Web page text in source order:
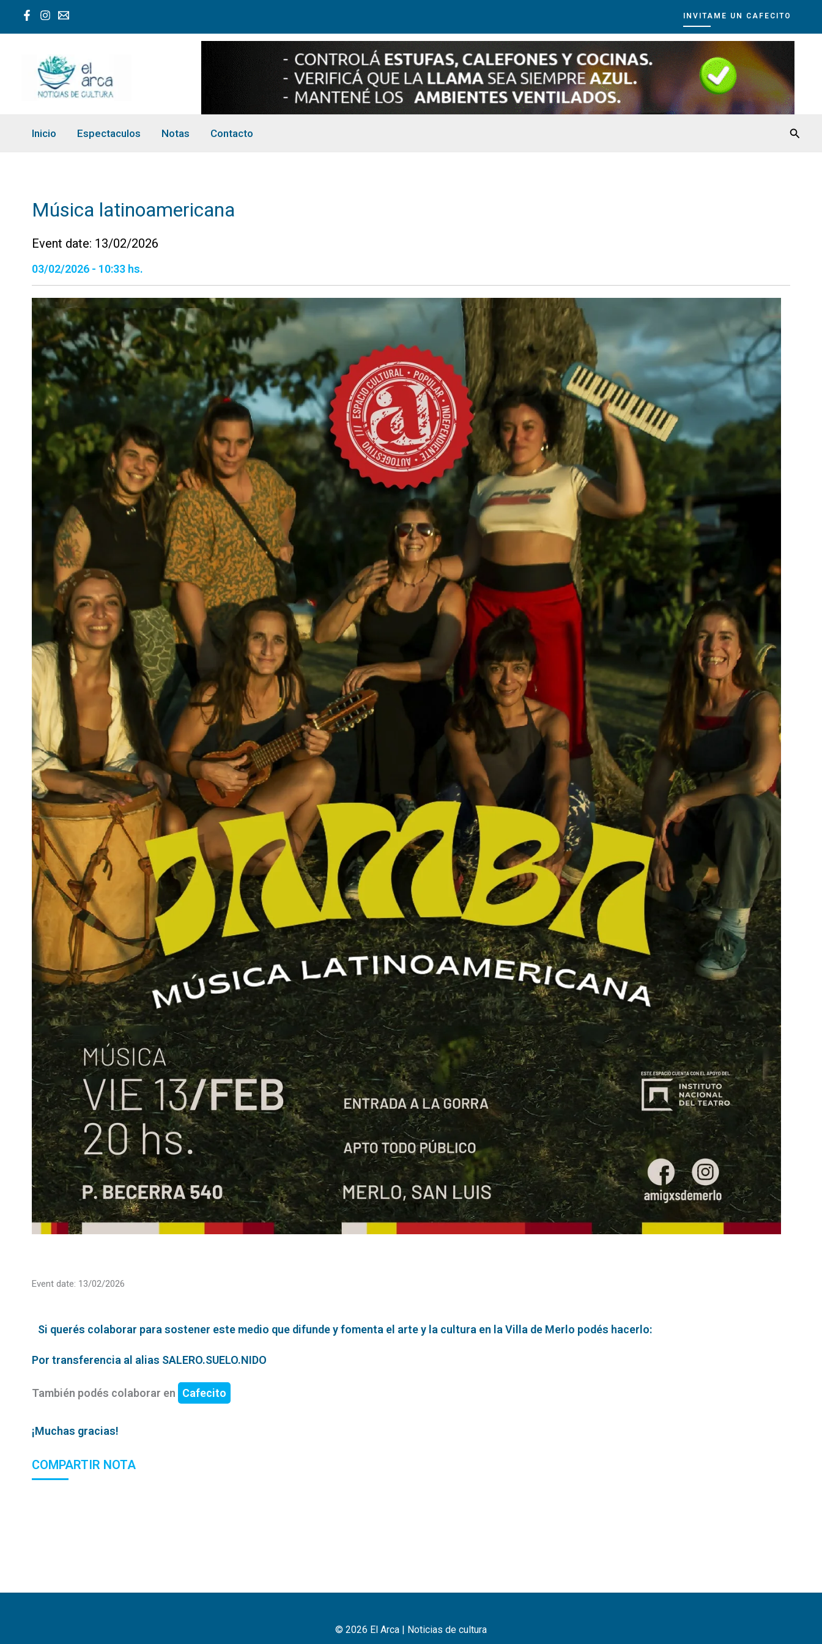
INVITAME UN CAFECITO
Inicio Espectaculos Notas Contacto
Música latinoamericana
Event date: 13/02/2026
03/02/2026 - 10:33 hs.
Event date: 13/02/2026
Si querés colaborar para sostener este medio que difunde y fomenta el arte y la cultura en la Villa de Merlo podés hacerlo:
Por transferencia al alias SALERO.SUELO.NIDO
También podés colaborar en Cafecito
¡Muchas gracias!
COMPARTIR NOTA
© 2026 El Arca | Noticias de cultura